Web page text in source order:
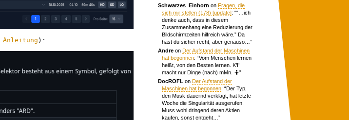
Anleitung ):
Schwarzes_Einhorn onFragen, die
sich mir stellen (178) [update]: ““…ich
denke auch, dass in diesem
Zusammenhang eine Reduzierung der
Bildschirmzeiten hilfreich wäre.” Da
hast du sicher recht, aber genauso… ”
Andre onDer Aufstand der Maschinen
hat begonnen: “Vom Menschen lernen
heißt, von den Besten lernen. K’I’
macht nur Dinge (nach) mMn. 🤷”
DocROFL onDer Aufstand der
Maschinen hat begonnen: “Der Typ,
den Musk dauernd verklagt, hat letzte
Woche die Singularität ausgerufen.
Muss wohl dringend deren Aktien
kaufen, sonst entgeht… ”